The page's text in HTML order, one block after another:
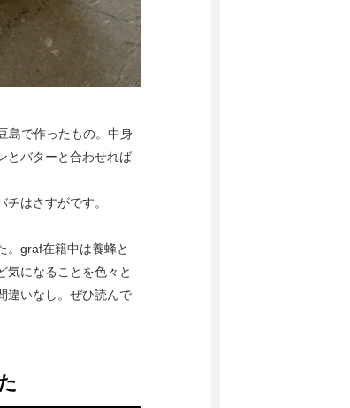
島で作ったもの。中身
とバターと合わせれば
はさすがです。
。graf在籍中は養蜂と
気になることを色々と
違いなし。ぜひ読んで